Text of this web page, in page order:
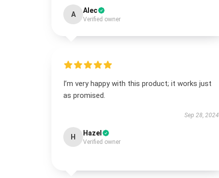
A Alec
Verified owner
I’m very happy with this product; it works just
as promised.
Sep 28, 2024
H Hazel
Verified owner